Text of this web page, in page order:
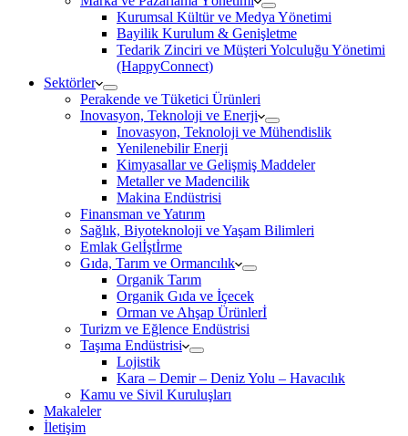
Kurumsal Kültür ve Medya Yönetimi
Bayilik Kurulum & Genişletme
Tedarik Zinciri ve Müşteri Yolculuğu Yönetimi
(HappyConnect)
Sektörler
Perakende ve Tüketici Ürünleri
Inovasyon, Teknoloji ve Enerji
Inovasyon, Teknoloji ve Mühendislik
Yenilenebilir Enerji
Kimyasallar ve Gelişmiş Maddeler
Metaller ve Madencilik
Makina Endüstrisi
Finansman ve Yatırım
Sağlık, Biyoteknoloji ve Yaşam Bilimleri
Emlak Gelİştİrme
Gıda, Tarım ve Ormancılık
Organik Tarım
Organik Gıda ve İçecek
Orman ve Ahşap Ürünlerİ
Turizm ve Eğlence Endüstrisi
Taşıma Endüstrisi
Lojistik
Kara – Demir – Deniz Yolu – Havacılık
Kamu ve Sivil Kuruluşları
Makaleler
İletişim